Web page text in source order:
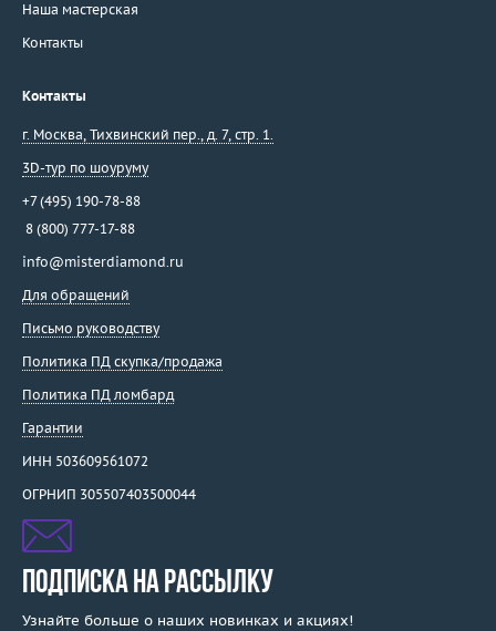
Наша мастерская
Контакты
Контакты
г. Москва, Тихвинский пер., д. 7, стр. 1.
3D-тур по шоуруму
+7 (495) 190-78-88
8 (800) 777-17-88
info@misterdiamond.ru
Для обращений
Письмо руководству
Политика ПД скупка/продажа
Политика ПД ломбард
Гарантии
ИНН 503609561072
ОГРНИП 305507403500044
ПОДПИСКА НА РАССЫЛКУ
Узнайте больше о наших новинках и акциях!